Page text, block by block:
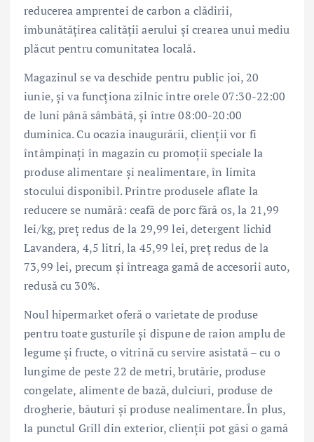
reducerea amprentei de carbon a clădirii,
îmbunătățirea calității aerului și crearea unui mediu
plăcut pentru comunitatea locală.
Magazinul se va deschide pentru public joi, 20
iunie, și va funcționa zilnic între orele 07:30-22:00
de luni până sâmbătă, și între 08:00-20:00
duminica. Cu ocazia inaugurării, clienții vor fi
întâmpinați în magazin cu promoții speciale la
produse alimentare și nealimentare, în limita
stocului disponibil. Printre produsele aflate la
reducere se numără: ceafă de porc fără os, la 21,99
lei/kg, preț redus de la 29,99 lei, detergent lichid
Lavandera, 4,5 litri, la 45,99 lei, preț redus de la
73,99 lei, precum și întreaga gamă de accesorii auto,
redusă cu 30%.
Noul hipermarket oferă o varietate de produse
pentru toate gusturile și dispune de raion amplu de
legume și fructe, o vitrină cu servire asistată – cu o
lungime de peste 22 de metri, brutărie, produse
congelate, alimente de bază, dulciuri, produse de
drogherie, băuturi și produse nealimentare. În plus,
la punctul Grill din exterior, clienții pot găsi o gamă